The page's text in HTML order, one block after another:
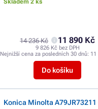
Skladem 2 ks
14 236 Kč 11 890 Kč
9 826 Kč bez DPH
Nejnižší cena za posledních 30 dnů: 11
Do košíku
Konica Minolta A79JR73211